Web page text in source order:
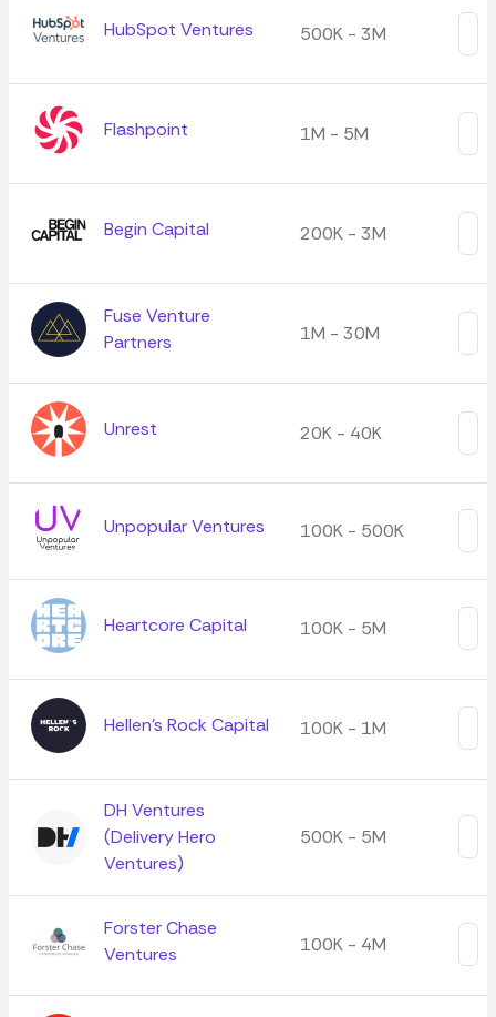
HubSpot Ventures 500K - 3M
Flashpoint 1M - 5M
Begin Capital 200K - 3M
Fuse Venture
Partners
1M - 30M
Unrest 20K - 40K
Unpopular Ventures 100K - 500K
Heartcore Capital 100K - 5M
Hellen's Rock Capital 100K - 1M
DH Ventures
(Delivery Hero
Ventures)
500K - 5M
Forster Chase
Ventures
100K - 4M